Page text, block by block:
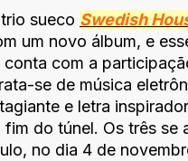
sueco Swedish
um novo álbum, e
conta com a
se de música
e letra
fim do túnel. Os três se
no dia 4 de